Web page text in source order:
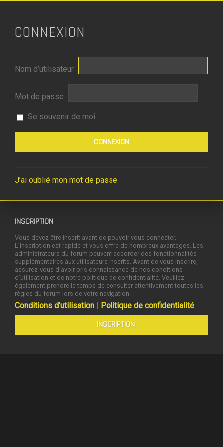
CONNEXION
Nom d’utilisateur
Mot de passe
Se souvenir de moi
J’ai oublié mon mot de passe
INSCRIPTION
Vous devez être inscrit avant de pouvoir vous connecter.
L’inscription est rapide et vous offre de nombreux avantages. Les
administrateurs du forum peuvent accorder des fonctionnalités
supplémentaires aux utilisateurs inscrits. Avant de vous inscrire,
assurez-vous d’avoir pris connaissance de nos conditions
d’utilisation et de notre politique de confidentialité. Veuillez
également prendre le temps de consulter attentivement toutes les
règles du forum lors de votre navigation.
Conditions d’utilisation | Politique de confidentialité
INSCRIPTION